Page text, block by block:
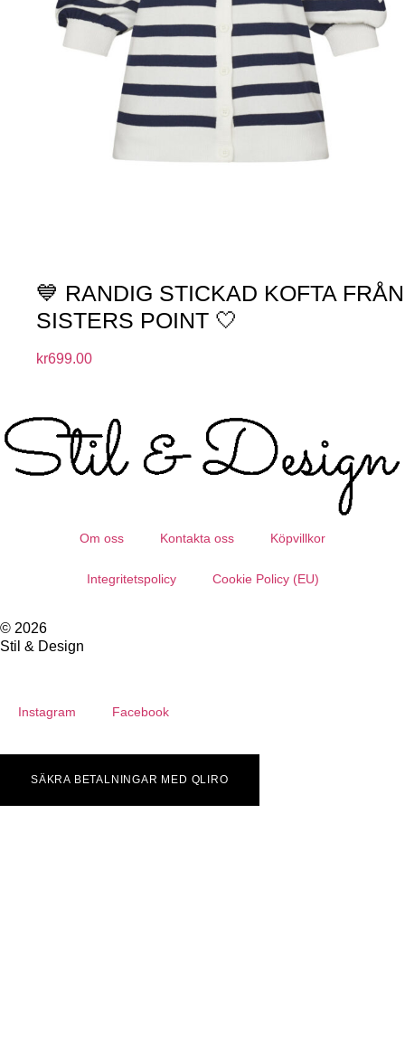
💙 RANDIG STICKAD KOFTA FRÅN
SISTERS POINT 🤍
kr699.00
Om oss Kontakta oss Köpvillkor
Integritetspolicy Cookie Policy (EU)
© 2026
Stil & Design
Instagram Facebook
SÄKRA BETALNINGAR MED QLIRO